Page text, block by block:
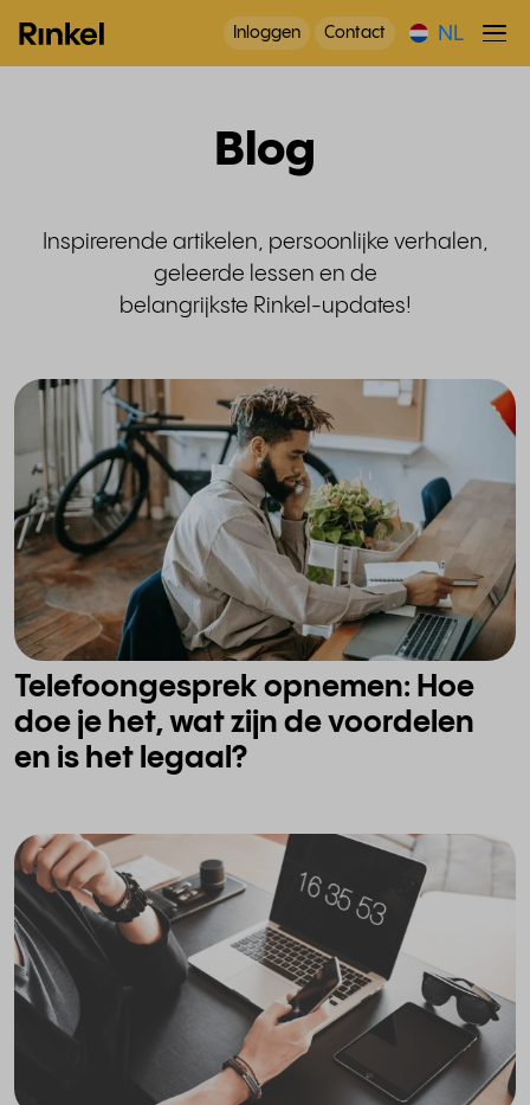
Inloggen Contact NL
Blog
Inspirerende artikelen, persoonlijke verhalen,
geleerde lessen en de
belangrijkste Rinkel-updates!
Telefoongesprek opnemen: Hoe
doe je het, wat zijn de voordelen
en is het legaal?